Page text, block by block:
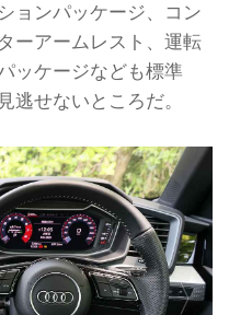
ョンパッケージ、コン
ーアームレスト、運転
ッケージなども標準
逃せないところだ。